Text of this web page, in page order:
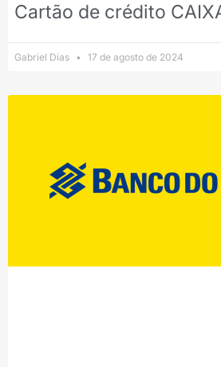
Cartão de crédito
Gabriel Dias 17 de agosto de 2024